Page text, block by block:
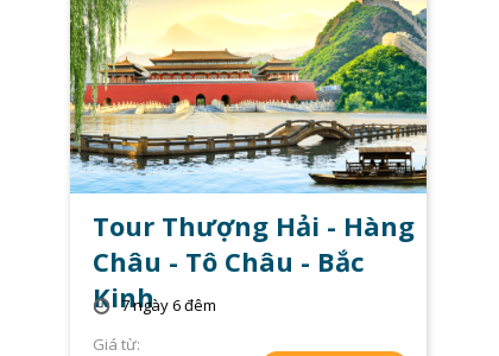
Tour Thượng Hải - Hàng
Châu - Tô Châu - Bắc
Kinh
Giá từ:
7 ngày 6 đêm